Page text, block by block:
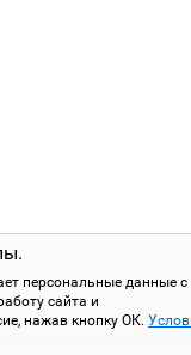
персональные данные с
сайта и
нажав кнопку ОК.